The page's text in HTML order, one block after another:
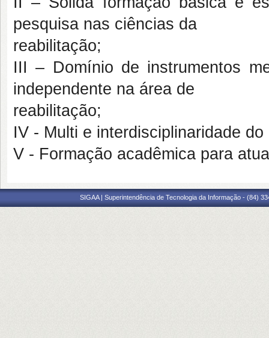
pesquisa nas ciências da
reabilitação;
III – Domínio de instrumentos
independente na área de
reabilitação;
IV - Multi e interdisciplinaridade
V - Formação acadêmica para
SIGAA | Superintendência de Tecnologia da Informação - (84)